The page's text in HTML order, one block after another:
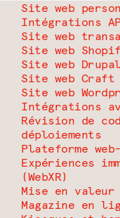
Site web
Intégrations
Site web
Site web
Site web Drupal
Site web Craft
Site web
Intégrations
Révision de
déploiements
Plateforme
Expériences
(WebXR)
Mise en valeur
Magazine en